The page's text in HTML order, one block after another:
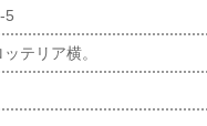
5
テリア横。